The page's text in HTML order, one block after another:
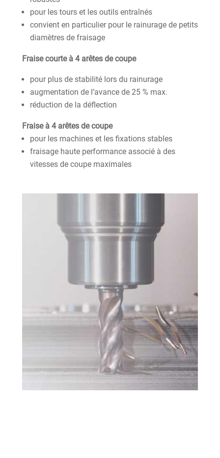
pour les tours et les outils entraînés
convient en particulier pour le rainurage de petits
diamètres de fraisage
Fraise courte à 4 arêtes de coupe
pour plus de stabilité lors du rainurage
augmentation de l’avance de 25 % max.
réduction de la déflection
Fraise à 4 arêtes de coupe
pour les machines et les fixations stables
fraisage haute performance associé à des
vitesses de coupe maximales